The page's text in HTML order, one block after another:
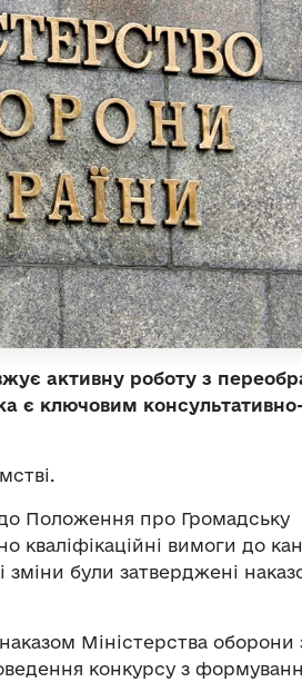
активну роботу з
є ключовим
Положення про Громадську
кваліфікаційні вимоги до
зміни були затверджені
Міністерства
конкурсу з